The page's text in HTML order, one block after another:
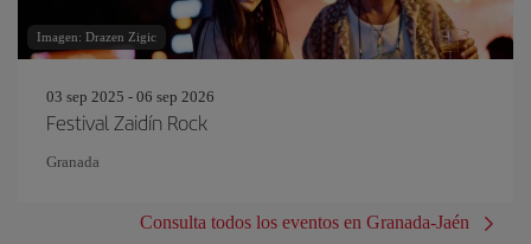
Imagen: Drazen Zigic
03 sep 2025 - 06 sep 2026
Festival Zaidín Rock
Granada
Consulta todos los eventos en Granada-Jaén